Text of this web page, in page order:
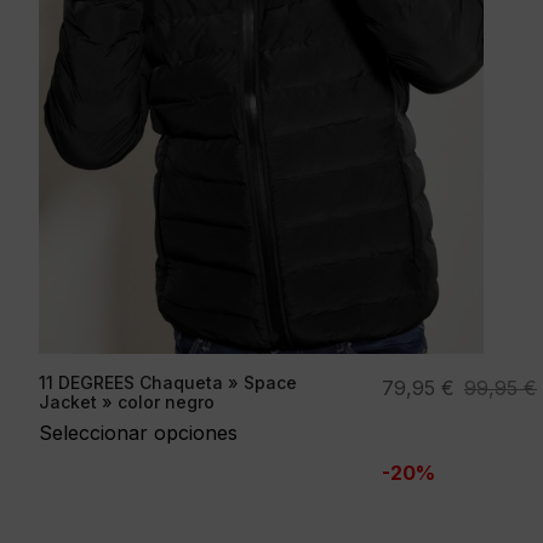
11 DEGREES Chaqueta » Space
Jacket » color negro
Seleccionar opciones
99,95€
El
era:
79,95 €
El
es:
-20%